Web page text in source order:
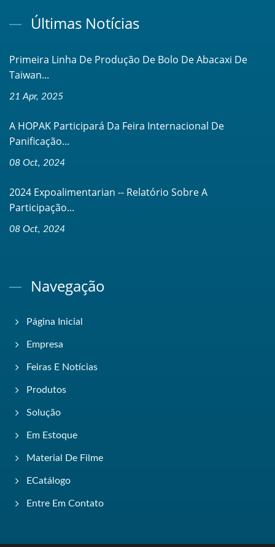
Últimas Notícias
Primeira Linha De Produção De Bolo De Abacaxi De
Taiwan...
21 Apr, 2025
A HOPAK Participará Da Feira Internacional De
Panificação...
08 Oct, 2024
2024 Expoalimentarian -- Relatório Sobre A
Participação...
08 Oct, 2024
Navegação
Página Inicial
Empresa
Feiras E Notícias
Produtos
Solução
Em Estoque
Material De Filme
ECatálogo
Entre Em Contato